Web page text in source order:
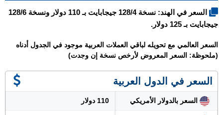
السعر في الهند: نسخة 128/4 جيجابايت بـ 110 دولار ونسخة 128/6
جيجابايت بـ 125 دولار.
السعر العالمي مع تحويله لباقي العملات العربية موجود في الجدول أدناه
(ملحوظة: السعر المعروض لأرخص نسخة إن وجدت)
السعر في الدول العربية
السعر بالدولار الأمريكي 110 دولار